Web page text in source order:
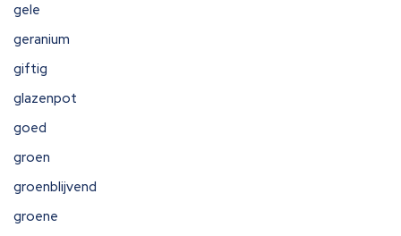
gele
geranium
giftig
glazenpot
goed
groen
groenblijvend
groene